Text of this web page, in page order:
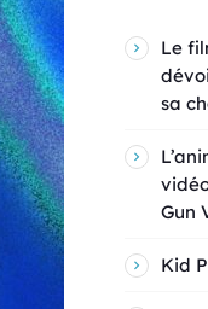
Le
sa
Gun
Kid